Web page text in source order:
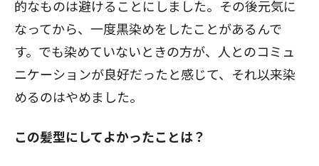
的なものは避けることにしました。その後元気に
なってから、一度黒染めをしたことがあるんで
す。でも染めていないときの方が、人とのコミュ
ニケーションが良好だったと感じて、それ以来染
めるのはやめました。
この髪型にしてよかったことは？